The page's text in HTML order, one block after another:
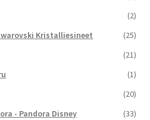
(2)
Kristalliesineet
(25)
(21)
(1)
(20)
- Pandora Disney
(33)